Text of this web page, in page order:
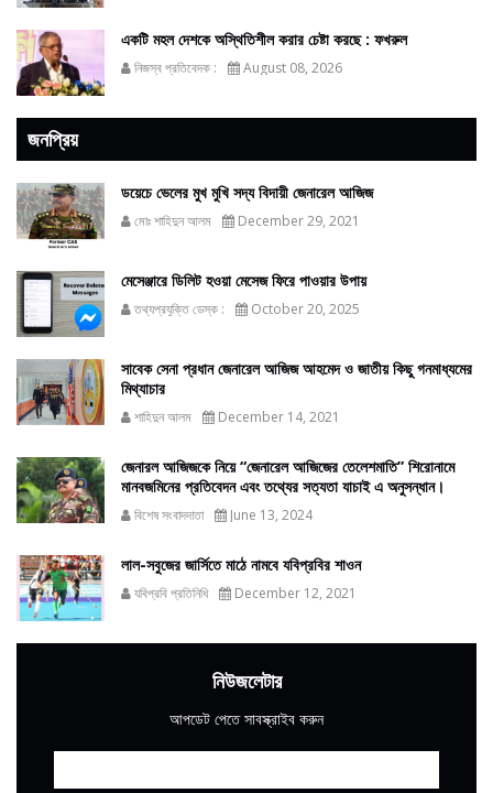
একটি মহল দেশকে অস্থিতিশীল করার চেষ্টা করছে : ফখরুল
নিজস্ব প্রতিবেদক : August 08, 2026
জনপ্রিয়
ডয়েচে ভেলের মুখ মুখি সদ্য বিদায়ী জেনারেল আজিজ
মোঃ শাহিদুন আলম December 29, 2021
মেসেঞ্জারে ডিলিট হওয়া মেসেজ ফিরে পাওয়ার উপায়
তথ্যপ্রযুক্তি ডেস্ক : October 20, 2025
সাবেক সেনা প্রধান জেনারেল আজিজ আহমেদ ও জাতীয় কিছু গনমাধ্যমের
মিথ্যাচার
শাহিদুন আলম December 14, 2021
জেনারল আজিজকে নিয়ে “জেনারেল আজিজের তেলেশমাতি” শিরোনামে
মানবজমিনের প্রতিবেদন এবং তথ্যের সত্যতা যাচাই এ অনুসন্ধান।
বিশেষ সংবাদদাতা June 13, 2024
লাল-সবুজের জার্সিতে মাঠে নামবে যবিপ্রবির শাওন
যবিপ্রবি প্রতিনিধি December 12, 2021
নিউজলেটার
আপডেট পেতে সাবস্ক্রাইব করুন